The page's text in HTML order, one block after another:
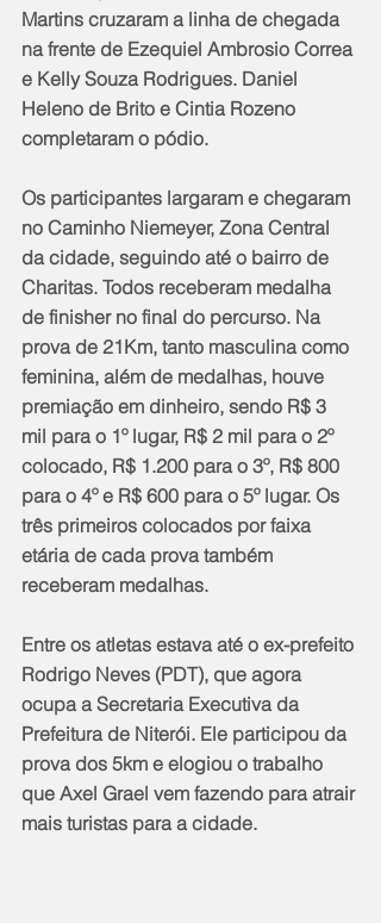
Martins cruzaram a linha de chegada
na frente de Ezequiel Ambrosio Correa
e Kelly Souza Rodrigues. Daniel
Heleno de Brito e Cintia Rozeno
completaram o pódio.
Os participantes largaram e chegaram
no Caminho Niemeyer, Zona Central
da cidade, seguindo até o bairro de
Charitas. Todos receberam medalha
de finisher no final do percurso. Na
prova de 21Km, tanto masculina como
feminina, além de medalhas, houve
premiação em dinheiro, sendo R$ 3
mil para o 1º lugar, R$ 2 mil para o 2º
colocado, R$ 1.200 para o 3º, R$ 800
para o 4º e R$ 600 para o 5º lugar. Os
três primeiros colocados por faixa
etária de cada prova também
receberam medalhas.
Entre os atletas estava até o ex-prefeito
Rodrigo Neves (PDT), que agora
ocupa a Secretaria Executiva da
Prefeitura de Niterói. Ele participou da
prova dos 5km e elogiou o trabalho
que Axel Grael vem fazendo para atrair
mais turistas para a cidade.